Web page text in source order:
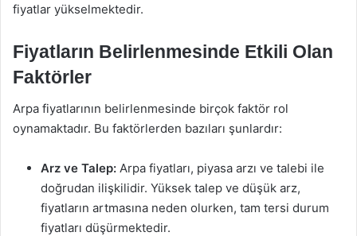
fiyatlar yükselmektedir.
Fiyatların Belirlenmesinde Etkili Olan
Faktörler
Arpa fiyatlarının belirlenmesinde birçok faktör rol
oynamaktadır. Bu faktörlerden bazıları şunlardır:
Arz ve Talep: Arpa fiyatları, piyasa arzı ve talebi ile
doğrudan ilişkilidir. Yüksek talep ve düşük arz,
fiyatların artmasına neden olurken, tam tersi durum
fiyatları düşürmektedir.